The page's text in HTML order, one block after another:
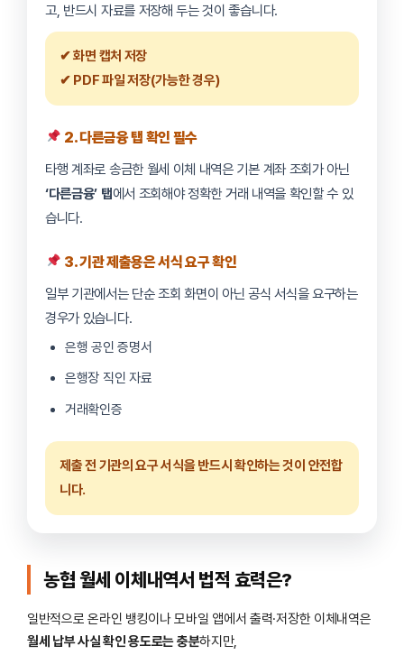
고, 반드시 자료를 저장해 두는 것이 좋습니다.
✔ 화면 캡처 저장
✔ PDF 파일 저장(가능한 경우)
2. 다른금융 탭 확인 필수
타행 계좌로 송금한 월세 이체 내역은 기본 계좌 조회가 아닌
‘다른금융’ 탭에서 조회해야 정확한 거래 내역을 확인할 수 있
습니다.
3. 기관 제출용은 서식 요구 확인
일부 기관에서는 단순 조회 화면이 아닌 공식 서식을 요구하는
경우가 있습니다.
은행 공인 증명서
은행장 직인 자료
거래확인증
제출 전 기관의 요구 서식을 반드시 확인하는 것이 안전합
니다.
농협 월세 이체내역서 법적 효력은?
일반적으로 온라인 뱅킹이나 모바일 앱에서 출력·저장한 이체내역은
월세 납부 사실 확인 용도로는 충분하지만,